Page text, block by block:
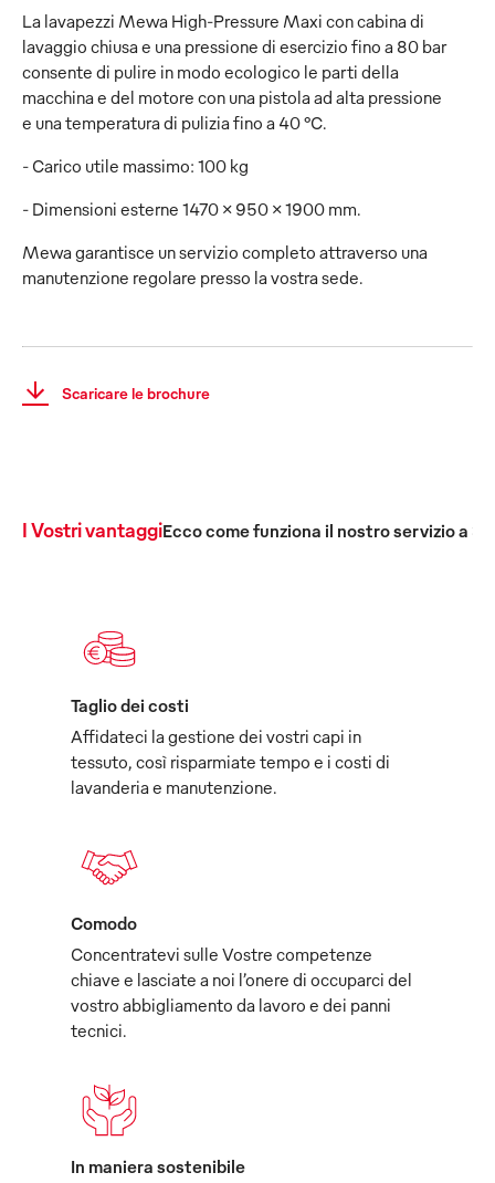
La lavapezzi Mewa High-Pressure Maxi con cabina di
lavaggio chiusa e una pressione di esercizio fino a 80 bar
consente di pulire in modo ecologico le parti della
macchina e del motore con una pistola ad alta pressione
e una temperatura di pulizia fino a 40 °C.
- Carico utile massimo: 100 kg
- Dimensioni esterne 1470 x 950 x 1900 mm.
Mewa garantisce un servizio completo attraverso una
manutenzione regolare presso la vostra sede.
Scaricare le brochure
I Vostri vantaggiEcco come funziona il nostro servizio a
Taglio dei costi
Affidateci la gestione dei vostri capi in
tessuto, così risparmiate tempo e i costi di
lavanderia e manutenzione.
Comodo
Concentratevi sulle Vostre competenze
chiave e lasciate a noi l’onere di occuparci del
vostro abbigliamento da lavoro e dei panni
tecnici.
In maniera sostenibile